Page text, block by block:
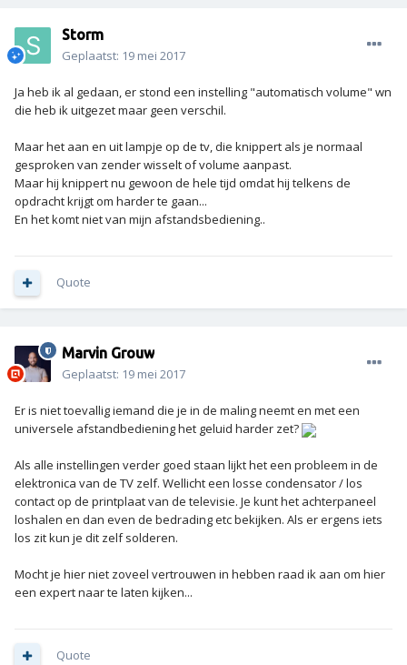
Storm
Geplaatst: 19 mei 2017
Ja heb ik al gedaan, er stond een instelling "automatisch volume" wn
die heb ik uitgezet maar geen verschil.
Maar het aan en uit lampje op de tv, die knippert als je normaal
gesproken van zender wisselt of volume aanpast.
Maar hij knippert nu gewoon de hele tijd omdat hij telkens de
opdracht krijgt om harder te gaan...
En het komt niet van mijn afstandsbediening..
Quote
Marvin Grouw
Geplaatst: 19 mei 2017
Er is niet toevallig iemand die je in de maling neemt en met een
universele afstandbediening het geluid harder zet?
Als alle instellingen verder goed staan lijkt het een probleem in de
elektronica van de TV zelf. Wellicht een losse condensator / los
contact op de printplaat van de televisie. Je kunt het achterpaneel
loshalen en dan even de bedrading etc bekijken. Als er ergens iets
los zit kun je dit zelf solderen.
Mocht je hier niet zoveel vertrouwen in hebben raad ik aan om hier
een expert naar te laten kijken...
Quote